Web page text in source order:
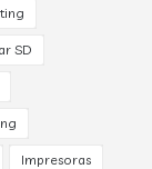
SD
Impresoras